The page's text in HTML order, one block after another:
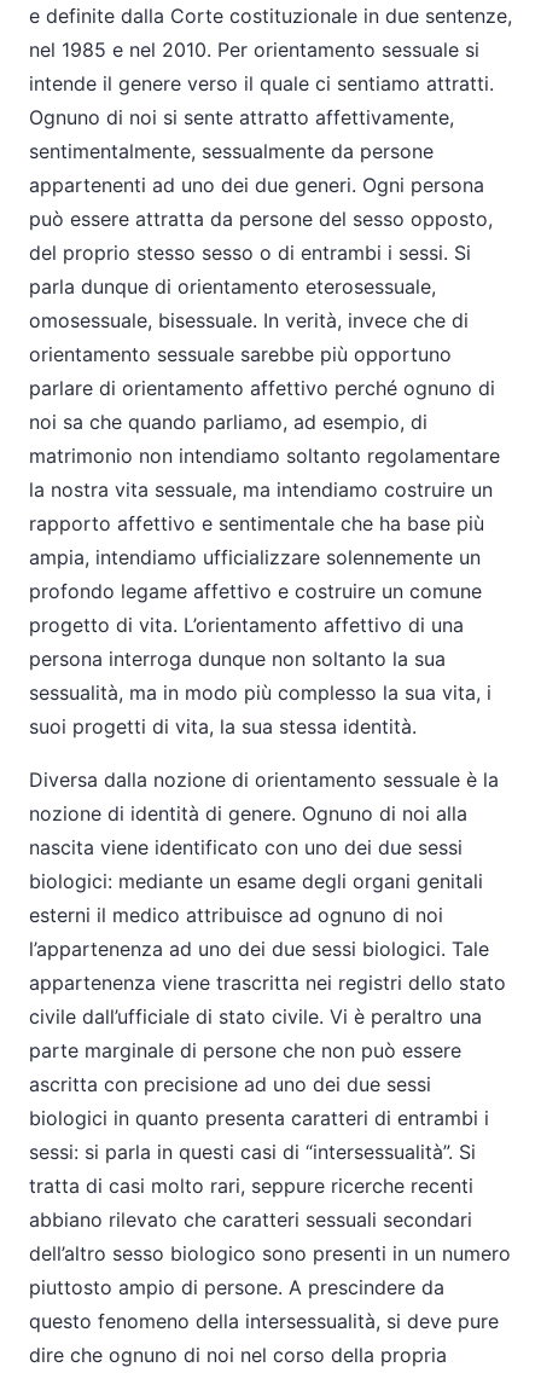
e definite dalla Corte costituzionale in due sentenze,
nel 1985 e nel 2010. Per orientamento sessuale si
intende il genere verso il quale ci sentiamo attratti.
Ognuno di noi si sente attratto affettivamente,
sentimentalmente, sessualmente da persone
appartenenti ad uno dei due generi. Ogni persona
può essere attratta da persone del sesso opposto,
del proprio stesso sesso o di entrambi i sessi. Si
parla dunque di orientamento eterosessuale,
omosessuale, bisessuale. In verità, invece che di
orientamento sessuale sarebbe più opportuno
parlare di orientamento affettivo perché ognuno di
noi sa che quando parliamo, ad esempio, di
matrimonio non intendiamo soltanto regolamentare
la nostra vita sessuale, ma intendiamo costruire un
rapporto affettivo e sentimentale che ha base più
ampia, intendiamo ufficializzare solennemente un
profondo legame affettivo e costruire un comune
progetto di vita. L’orientamento affettivo di una
persona interroga dunque non soltanto la sua
sessualità, ma in modo più complesso la sua vita, i
suoi progetti di vita, la sua stessa identità.
Diversa dalla nozione di orientamento sessuale è la
nozione di identità di genere. Ognuno di noi alla
nascita viene identificato con uno dei due sessi
biologici: mediante un esame degli organi genitali
esterni il medico attribuisce ad ognuno di noi
l’appartenenza ad uno dei due sessi biologici. Tale
appartenenza viene trascritta nei registri dello stato
civile dall’ufficiale di stato civile. Vi è peraltro una
parte marginale di persone che non può essere
ascritta con precisione ad uno dei due sessi
biologici in quanto presenta caratteri di entrambi i
sessi: si parla in questi casi di “intersessualità”. Si
tratta di casi molto rari, seppure ricerche recenti
abbiano rilevato che caratteri sessuali secondari
dell’altro sesso biologico sono presenti in un numero
piuttosto ampio di persone. A prescindere da
questo fenomeno della intersessualità, si deve pure
dire che ognuno di noi nel corso della propria